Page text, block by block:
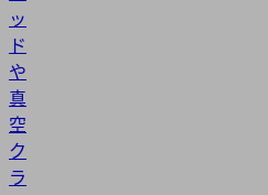
ッ
ド
や
真
空
ク
ラ